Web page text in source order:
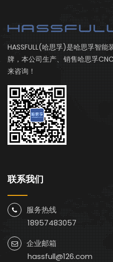
HASSFULL(哈思孚)是哈思孚智
牌，本公司生产、销售哈思孚
来咨询！
联系我们
服务热线
18957483057
企业邮箱
hassfull@126.com